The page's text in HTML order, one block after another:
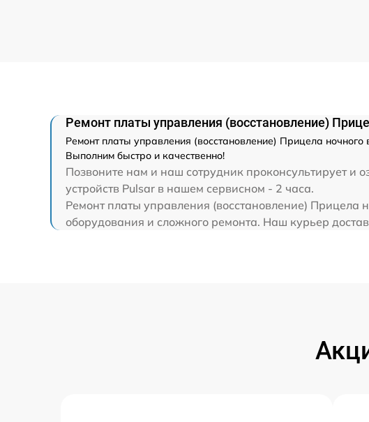
Ремонт платы управления (восстановление)
Ремонт платы управления (восстановление) Прицела
Выполним быстро и качественно!
Позвоните нам и наш сотрудник проконсультирует и
устройств Pulsar в нашем сервисном - 2 часа.
Ремонт платы управления (восстановление) Прицела
оборудования и сложного ремонта. Наш курьер